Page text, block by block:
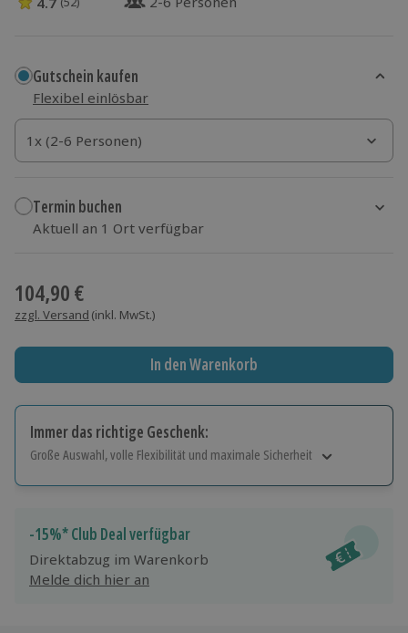
4.7 Sterne von 5 aus 52 Bewertungen
Gutschein kaufen
Flexibel einlösbar
1x (2-6 Personen)
1x (2-6 Personen)
1x (2-6 Personen)
Termin buchen
Aktuell an 1 Ort verfügbar
104,90 €
zzgl. Versand (inkl. MwSt.)
In den Warenkorb
Immer das richtige Geschenk:
Große Auswahl, volle Flexibilität und maximale Sicherheit
Jeder Gutschein für alle Erlebnisse einlösbar.
Maximale Sicherheit
10 Jahre gültig & verlängerbar.
-15%* Club Deal verfügbar
Direktabzug im Warenkorb
Melde dich hier an